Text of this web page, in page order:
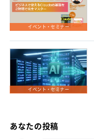
イベント・セミナー
イベント・セミナー
あなたの投稿